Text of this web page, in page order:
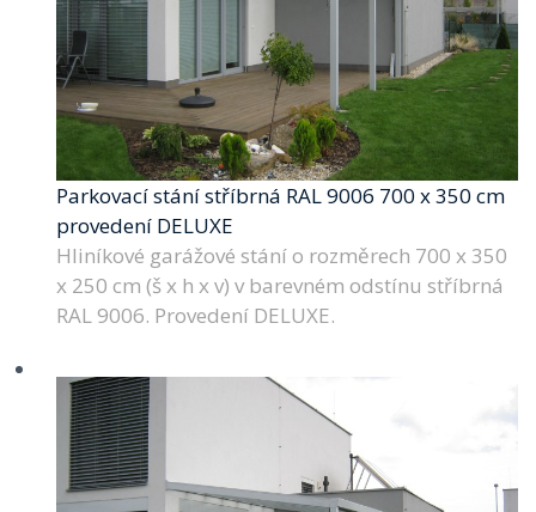
Parkovací stání stříbrná RAL 9006 700 x 350 cm
provedení DELUXE
Hliníkové garážové stání o rozměrech 700 x 350
x 250 cm (š x h x v) v barevném odstínu stříbrná
RAL 9006. Provedení DELUXE.